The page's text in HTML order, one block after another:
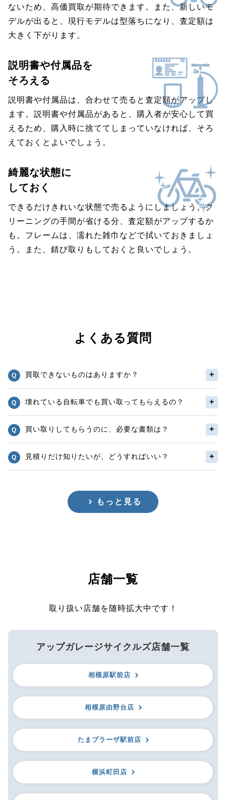
ないため、高価買取が期待できます。また、新しいモ
デルが出ると、現行モデルは型落ちになり、査定額は
大きく下がります。
説明書や付属品を
そろえる
説明書や付属品は、合わせて売ると査定額がアップし
ます。説明書や付属品があると、購入者が安心して買
えるため、購入時に捨ててしまっていなければ、そろ
えておくとよいでしょう。
綺麗な状態に
しておく
できるだけきれいな状態で売るようにしましょう。ク
リーニングの手間が省ける分、査定額がアップするか
も。フレームは、濡れた雑巾などで拭いておきましょ
う。また、錆び取りもしておくと良いでしょう。
よくある質問
買取できないものはありますか？
壊れている自転車でも買い取ってもらえるの？
買い取りしてもらうのに、必要な書類は？
見積りだけ知りたいが、どうすればいい？
もっと見る
店舗一覧
取り扱い店舗を随時拡大中です！
アップガレージサイクルズ店舗一覧
相模原駅前店
相模原由野台店
たまプラーザ駅前店
横浜町田店